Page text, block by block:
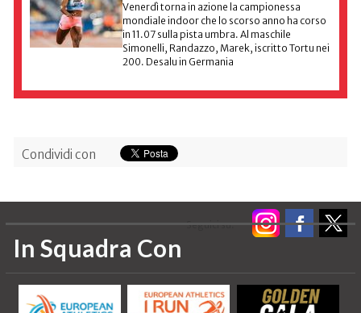
Venerdì torna in azione la campionessa
mondiale indoor che lo scorso anno ha corso
in 11.07 sulla pista umbra. Al maschile
Simonelli, Randazzo, Marek, iscritto Tortu nei
200. Desalu in Germania
Condividi con
Seguici su:
In Squadra Con